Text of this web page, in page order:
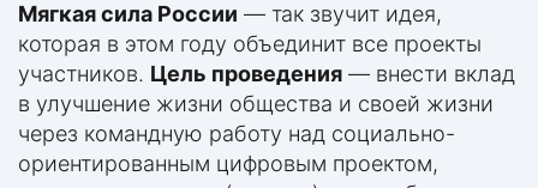
Мягкая сила России — так звучит идея,
которая в этом году объединит все проекты
участников. Цель проведения — внести вклад
в улучшение жизни общества и своей жизни
через командную работу над социально-
ориентированным цифровым проектом,